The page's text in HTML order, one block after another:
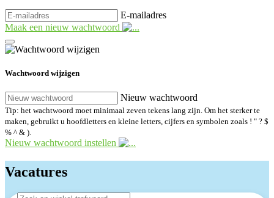
E-mailadres
Maak een nieuw wachtwoord
Wachtwoord wijzigen
Nieuw wachtwoord
Tip: het wachtwoord moet minimaal zeven tekens lang zijn. Om het sterker te
maken, gebruikt u hoofdletters en kleine letters, cijfers en symbolen zoals ! " ? $
% ^ & ).
Nieuw wachtwoord instellen
Vacatures